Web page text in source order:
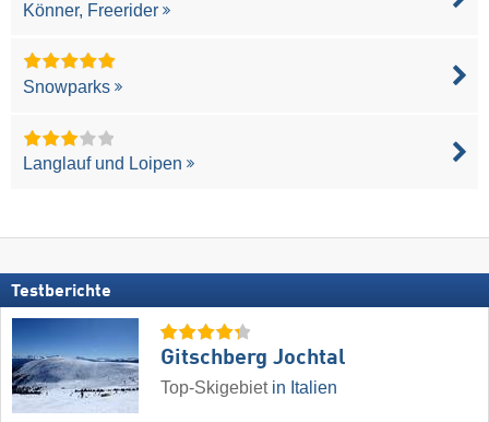
Könner, Freerider
Snowparks
Langlauf und Loipen
Testberichte
Gitschberg Jochtal
Top-Skigebiet in Italien